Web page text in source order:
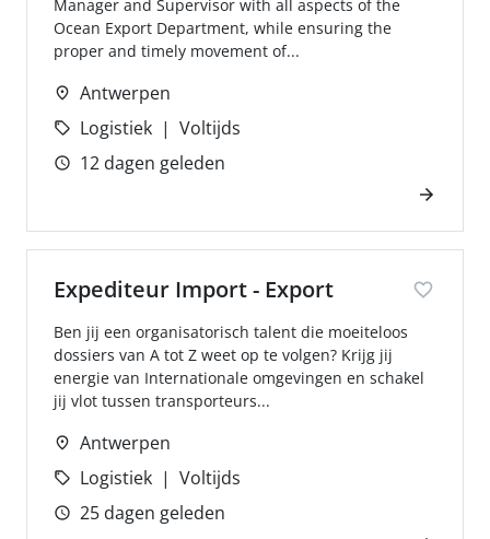
Manager and Supervisor with all aspects of the
Ocean Export Department, while ensuring the
proper and timely movement of...
Antwerpen
Logistiek
Voltijds
12 dagen geleden
Expediteur Import - Export
Ben jij een organisatorisch talent die moeiteloos
dossiers van A tot Z weet op te volgen? Krijg jij
energie van Internationale omgevingen en schakel
jij vlot tussen transporteurs...
Antwerpen
Logistiek
Voltijds
25 dagen geleden